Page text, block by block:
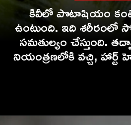
కివీలో పొటాషియం
ఉంటుంది. ఇది శరీరంలో
సమతుల్యం చేస్తుంది.